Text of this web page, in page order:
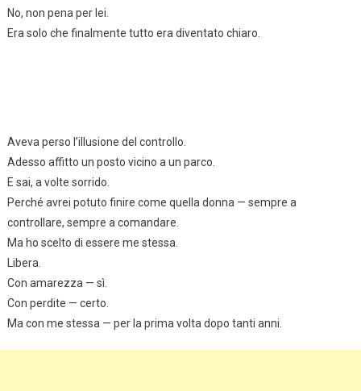
No, non pena per lei.
Era solo che finalmente tutto era diventato chiaro.
Aveva perso l’illusione del controllo.
Adesso affitto un posto vicino a un parco.
E sai, a volte sorrido.
Perché avrei potuto finire come quella donna — sempre a
controllare, sempre a comandare.
Ma ho scelto di essere me stessa.
Libera.
Con amarezza — sì.
Con perdite — certo.
Ma con me stessa — per la prima volta dopo tanti anni.